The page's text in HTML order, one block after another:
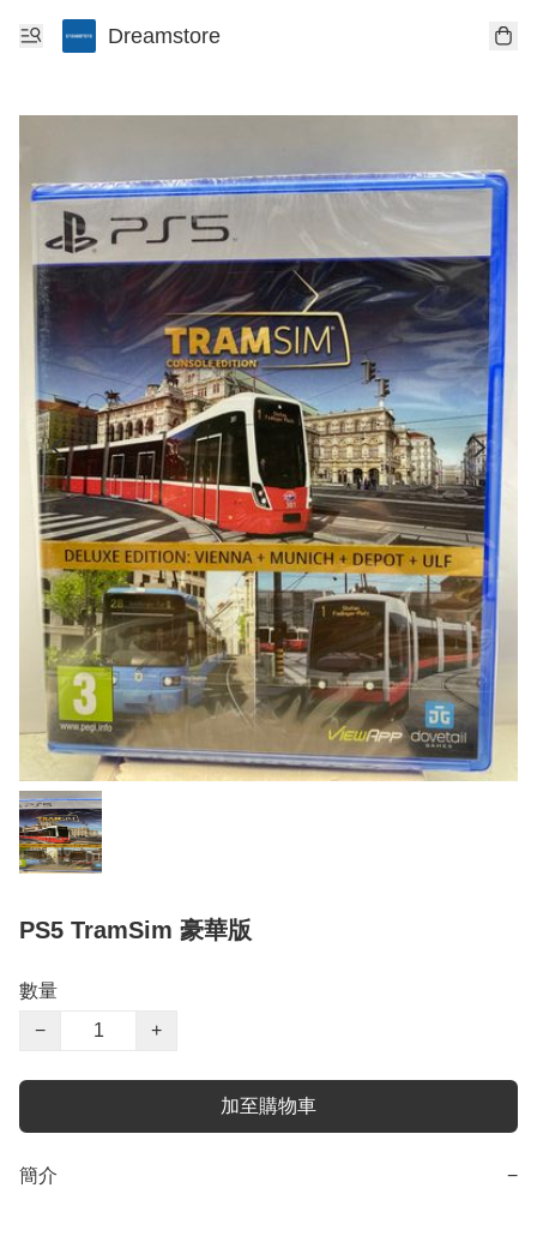
Dreamstore
PS5 TramSim 豪華版
數量
−
+
加至購物車
簡介 −